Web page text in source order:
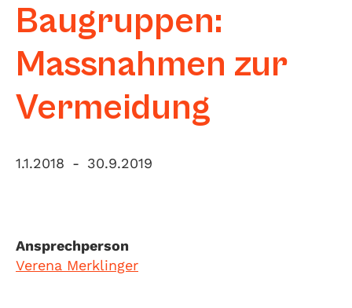
Baugruppen:
Massnahmen zur
Vermeidung
1.1.2018 - 30.9.2019
Ansprechperson
Verena Merklinger